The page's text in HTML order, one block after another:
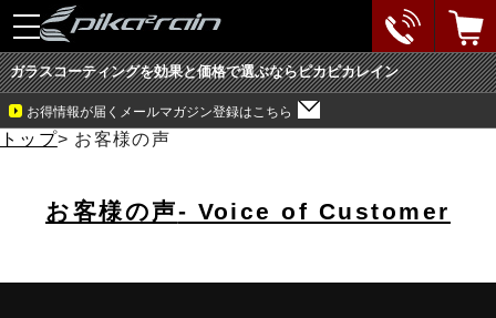
toggle
navigation
ガラスコーティングを効果と価格で選ぶならピカピカレイン
お得情報が届くメールマガジン登録はこちら
トップ> お客様の声
お客様の声- Voice of Customer